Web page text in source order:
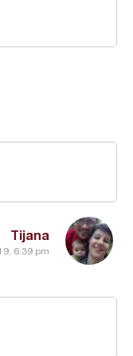
Tijana
6:39 pm